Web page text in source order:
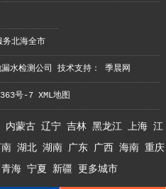
务北海全市
水检测公司 技术支持：季晨网
号-7 XML地图
内蒙古 辽宁 吉林 黑龙江 上海 江
湖北 湖南 广东 广西 海南 重庆
青海 宁夏 新疆 更多城市